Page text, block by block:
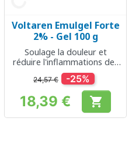
Voltaren Emulgel Forte
2% - Gel 100 g
Soulage la douleur et
réduire l'inflammations des
muscles et des articulations
24,57 € -25%
Prix
18,39 € 